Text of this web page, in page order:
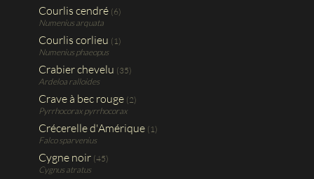
Courlis cendré (6)
Numenius arquata
Courlis corlieu (1)
Numenius phaeopus
Crabier chevelu (35)
Ardeloa ralloides
Crave à bec rouge (2)
Pyrrhocorax pyrrhocorax
Crécerelle d'Amérique (1)
Falco sparvenius
Cygne noir (45)
Cygnus atratus